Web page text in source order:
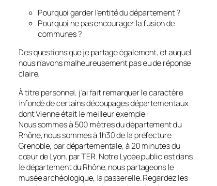
Pourquoi garder l’entité du département ?
Pourquoi ne pas encourager la fusion de
communes ?
Des questions que je partage également, et auquel
nous n’avons malheureusement pas eu de réponse
claire.
À titre personnel, j’ai fait remarquer le caractère
infondé de certains découpages départementaux
dont Vienne était le meilleur exemple :
Nous sommes à 500 mètres du département du
Rhône, nous sommes à 1h30 de la préfecture
Grenoble, par départementale, à 20 minutes du
cœur de Lyon, par TER. Notre Lycée public est dans
le département du Rhône, nous partageons le
musée archéologique, la passerelle. Regardez les